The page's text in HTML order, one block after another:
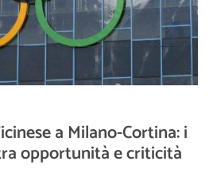
a Milano-Cortina: i
opportunità e criticità